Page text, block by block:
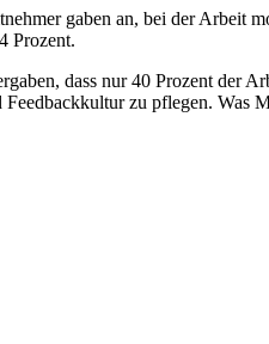
gaben an, bei der Arbeit
Prozent.
dass nur 40 Prozent der
zu pflegen. Was